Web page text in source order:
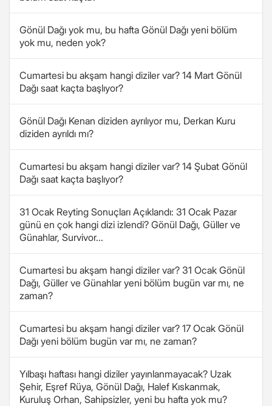
Gönül Dağı yok mu, bu hafta Gönül Dağı yeni bölüm
yok mu, neden yok?
Cumartesi bu akşam hangi diziler var? 14 Mart Gönül
Dağı saat kaçta başlıyor?
Gönül Dağı Kenan diziden ayrılıyor mu, Derkan Kuru
diziden ayrıldı mı?
Cumartesi bu akşam hangi diziler var? 14 Şubat Gönül
Dağı saat kaçta başlıyor?
31 Ocak Reyting Sonuçları Açıklandı: 31 Ocak Pazar
günü en çok hangi dizi izlendi? Gönül Dağı, Güller ve
Günahlar, Survivor...
Cumartesi bu akşam hangi diziler var? 31 Ocak Gönül
Dağı, Güller ve Günahlar yeni bölüm bugün var mı, ne
zaman?
Cumartesi bu akşam hangi diziler var? 17 Ocak Gönül
Dağı yeni bölüm bugün var mı, ne zaman?
Yılbaşı haftası hangi diziler yayınlanmayacak? Uzak
Şehir, Eşref Rüya, Gönül Dağı, Halef Kıskanmak,
Kuruluş Orhan, Sahipsizler, yeni bu hafta yok mu?